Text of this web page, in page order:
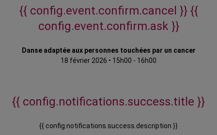
{{ config.event.confirm.cancel }} {{
config.event.confirm.ask }}
Danse adaptée aux personnes touchées par un cancer
18 février 2026 • 15h00 - 16h00
{{ config.notifications.success.title }}
{{ config.notifications.success.description }}